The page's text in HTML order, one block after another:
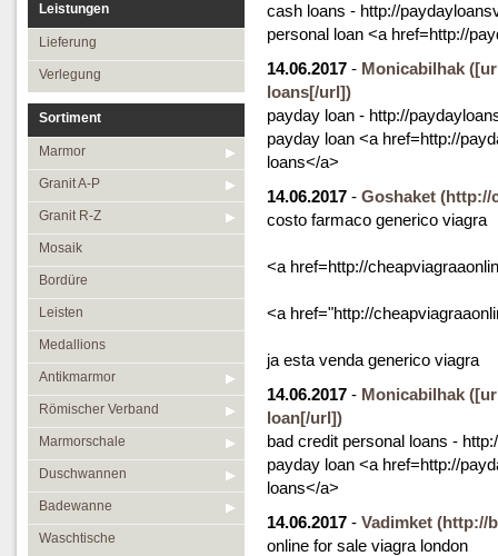
Leistungen
Lieferung
Verlegung
Sortiment
Marmor
Granit A-P
Granit R-Z
Mosaik
Bordüre
Leisten
Medallions
Antikmarmor
Römischer Verband
Marmorschale
Duschwannen
Badewanne
Waschtische
cash loans - http://
personal loan <a href=http://
14.06.2017 - Monicabilhak
loans[/url])
payday loan - http://
payday loan <a href=http://
loans</a>
14.06.2017 - Goshaket (http://
costo farmaco generico viagra
<a href=http://
<a href="http://
ja esta venda generico viagra
14.06.2017 - Monicabilhak
loan[/url])
bad credit personal loans -
payday loan <a href=http://
loans</a>
14.06.2017 - Vadimket (http://
online for sale viagra london